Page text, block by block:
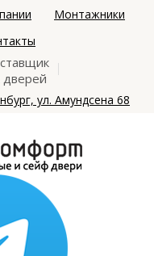
Монтажники
дверей
ул. Амундсена 68